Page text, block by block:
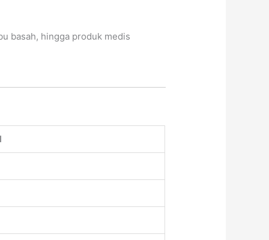
basah, hingga produk medis